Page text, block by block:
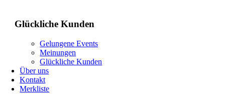
Glückliche Kunden
Gelungene Events
Meinungen
Glückliche Kunden
Über uns
Kontakt
Merkliste